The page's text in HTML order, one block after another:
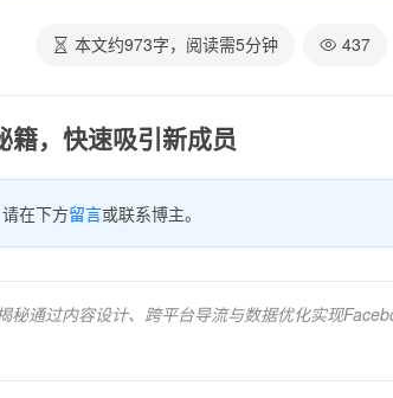
本文约973字，阅读需5分钟 437
，快速吸引新成员
在下方留言或联系博主。
通过内容设计、跨平台导流与数据优化实现